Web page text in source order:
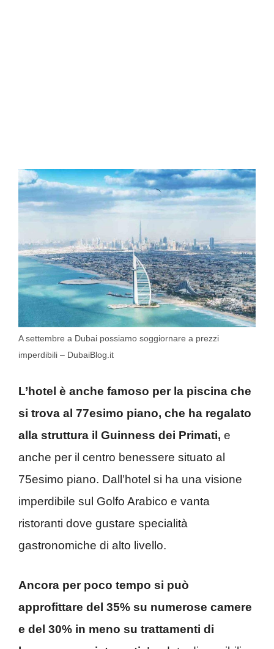
A settembre a Dubai possiamo soggiornare a prezzi
imperdibili – DubaiBlog.it
L’hotel è anche famoso per la piscina che
si trova al 77esimo piano, che ha regalato
alla struttura il Guinness dei Primati, e
anche per il centro benessere situato al
75esimo piano. Dall’hotel si ha una visione
imperdibile sul Golfo Arabico e vanta
ristoranti dove gustare specialità
gastronomiche di alto livello.
Ancora per poco tempo si può
approfittare del 35% su numerose camere
e del 30% in meno su trattamenti di